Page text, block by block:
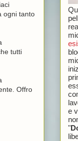
ogni tanto
tutti
Offro
e
"